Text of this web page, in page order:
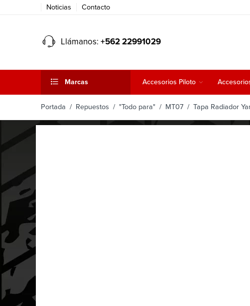
Noticias Contacto
Llámanos: +562 22991029
Marcas Accesorios Piloto
Portada / Repuestos / "Todo para" / MT07 / Tapa Radiador